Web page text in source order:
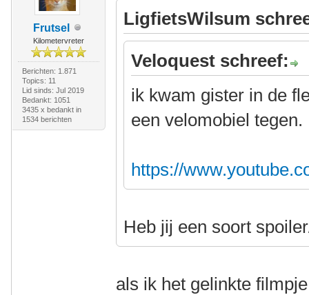
Frutsel
Kilometervreter
Berichten: 1.871
Topics: 11
Lid sinds: Jul 2019
Bedankt: 1051
3435 x bedankt in
1534 berichten
LigfietsWilsum
Veloquest schreef:
ik kwam gister in de
een velomobiel tegen.
https://
Heb jij een soort
als ik het gelinkte